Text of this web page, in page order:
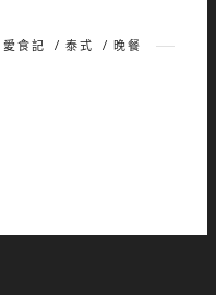
愛食記 / 泰式 / 晚餐